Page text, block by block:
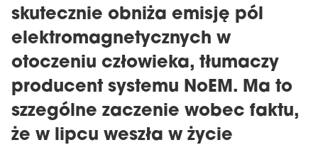
skutecznie obniża emisję pól
elektromagnetycznych w
otoczeniu człowieka, tłumaczy
producent systemu NoEM. Ma to
szzególne zaczenie wobec faktu,
że w lipcu weszła w życie